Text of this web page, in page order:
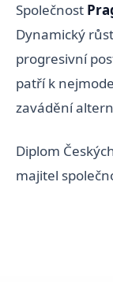
Společnost
Dynamický
progresivní
patří k
zavádění
Diplom
majitel